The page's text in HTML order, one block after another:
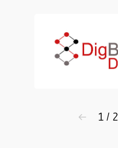
1 / 2